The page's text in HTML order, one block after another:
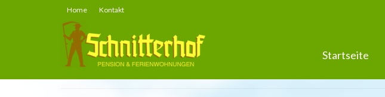
Home Kontakt
Startseite